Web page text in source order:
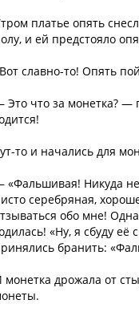
платье опять
и ей предстояло
славно-то! Опять
Это что за монетка? —
то и начались для
«Фальшивая! Никуда не
серебряная,
обо мне!
«Ну, я сбуду
бранить:
монетка дрожала от